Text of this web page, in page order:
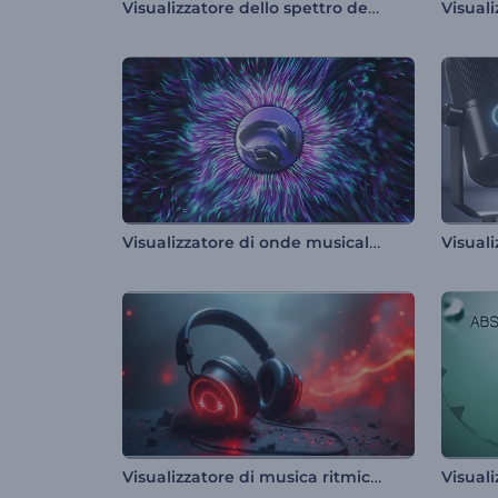
Visualizzatore dello spettro del ritmo electro
Visualizzatore di onde musicali radianti
Visualizzatore di musica ritmica per cuffie